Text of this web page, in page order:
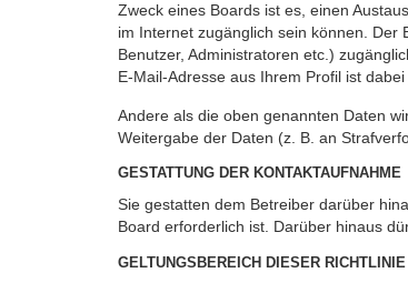
Zweck eines Boards ist es, einen
im Internet zugänglich sein können.
Benutzer, Administratoren etc.)
E-Mail-Adresse aus Ihrem Profil ist
Andere als die oben genannten Daten
Weitergabe der Daten (z. B. an
GESTATTUNG DER KONTAKTAUFNAHME
Sie gestatten dem Betreiber darüber
Board erforderlich ist. Darüber hinaus
GELTUNGSBEREICH DIESER RICHTLINIE